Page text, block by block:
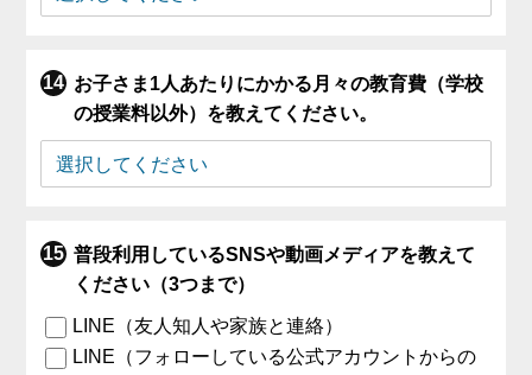
お子さま1人あたりにかかる月々の教育費（学校
の授業料以外）を教えてください。
普段利用しているSNSや動画メディアを教えて
ください（3つまで）
LINE（友人知人や家族と連絡）
LINE（フォローしている公式アカウントからの